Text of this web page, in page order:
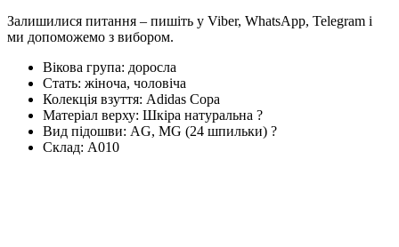
Залишилися питання – пишіть у Viber, WhatsApp, Telegram і
ми допоможемо з вибором.
Вікова група: доросла
Стать: жіноча, чоловіча
Колекція взуття: Adidas Copa
Матеріал верху: Шкіра натуральна ?
Вид підошви: AG, MG (24 шпильки) ?
Склад: А010